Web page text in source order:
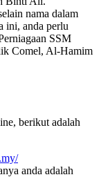
nama dalam
ini, anda perlu
SSM
Comel, Al-Hamim
berikut adalah
anda adalah